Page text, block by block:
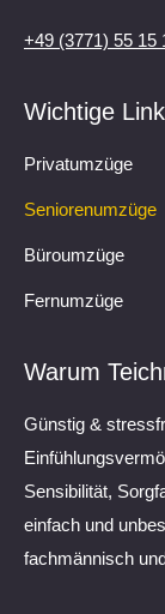
+49 (3771) 55 15
Wichtige
Privatumzüge
Seniorenumzüge
Büroumzüge
Fernumzüge
Warum
Günstig &
Sensibilität,
einfach und
fachmännisch